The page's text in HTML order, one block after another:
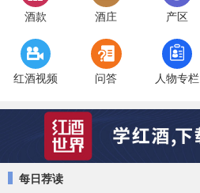
酒款 酒庄 产区
红酒视频 问答 人物专栏
每日荐读